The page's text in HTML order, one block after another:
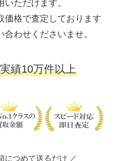
ただけます。
価格で査定しております
わせくださいませ。
績10万件以上
につめて送るだけ ／